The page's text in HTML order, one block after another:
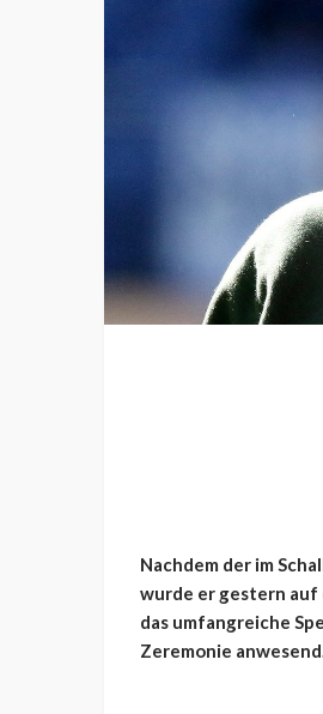
Nachdem der im
wurde er gestern
das umfangreiche
Zeremonie